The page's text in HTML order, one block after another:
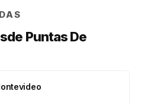
Puntas De